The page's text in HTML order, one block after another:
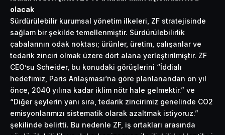
olacak
Sürdürülebilir kurumsal yönetim ilkeleri, ZF stratejisinde
sağlam bir şekilde temellenmiştir. Sürdürülebilirlik
çabalarının odak noktası; ürünler, üretim, çalışanlar ve
tedarik zinciri olmak üzere dört alana yerleştirilmiştir. ZF
CEO’su Scheider, bu konudaki görüşlerini “İddialı
hedefimiz, Paris Anlaşması’na göre planlanandan on yıl
önce, 2040 yılına kadar iklim nötr hale gelmektir.” ve
“Diğer şeylerin yanı sıra, tedarik zincirimiz genelinde CO2
emisyonlarımızı sistematik olarak azaltmak istiyoruz.”
şekilinde belirtti. Bu nedenle ZF, iş ortakları arasında